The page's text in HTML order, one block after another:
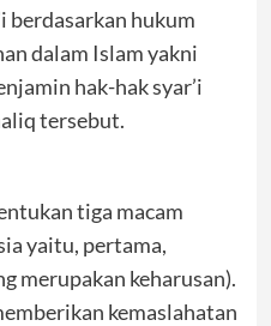
berdasarkan hukum
dalam Islam yakni
hak-hak syar’i
tersebut.
tiga macam
yaitu, pertama,
merupakan keharusan).
kemaslahatan